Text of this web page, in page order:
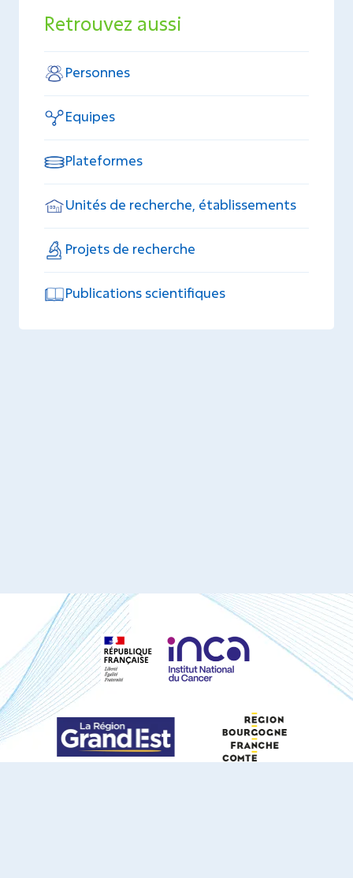
Retrouvez aussi
Personnes
Equipes
Plateformes
Unités de recherche, établissements
Projets de recherche
Publications scientifiques